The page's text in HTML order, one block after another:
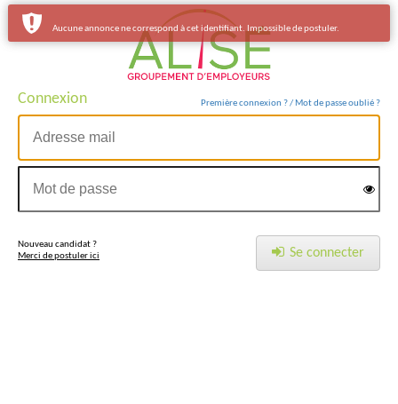
Connexion Première connexion ? / Mot de passe oublié ?
Nouveau candidat ?
Merci de postuler ici
Se connecter
Aucune annonce ne correspond à cet identifiant. Impossible de postuler.